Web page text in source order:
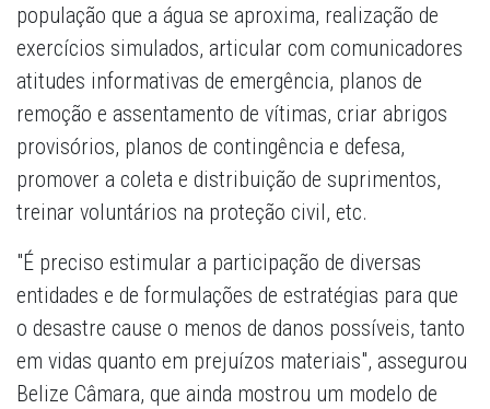
população que a água se aproxima, realização de
exercícios simulados, articular com comunicadores
atitudes informativas de emergência, planos de
remoção e assentamento de vítimas, criar abrigos
provisórios, planos de contingência e defesa,
promover a coleta e distribuição de suprimentos,
treinar voluntários na proteção civil, etc.
"É preciso estimular a participação de diversas
entidades e de formulações de estratégias para que
o desastre cause o menos de danos possíveis, tanto
em vidas quanto em prejuízos materiais", assegurou
Belize Câmara, que ainda mostrou um modelo de